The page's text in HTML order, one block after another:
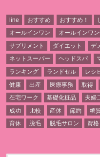
line おすすめ おすすめ！
オールインワン
オールインワ
サプリメント
ダイエット デ
ネットスーパー
ヘッドスパ
ランキング
ランドセル レシ
健康
出産 医療事務 取得
在宅ワーク
基礎化粧品 夫婦
成功
比較 産休 節約 糖
育休
脱毛 脱毛サロン 資格